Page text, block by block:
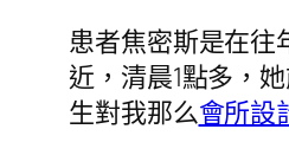
患者焦密斯是在往
近，清晨1點多，
生對我那么會所設